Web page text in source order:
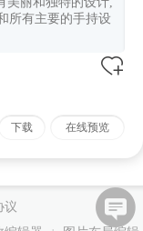
所有主要的手持设
下载 在线预览
议